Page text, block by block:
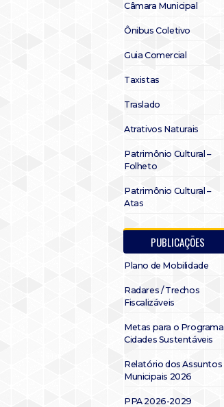
Câmara Municipal
Ônibus Coletivo
Guia Comercial
Taxistas
Traslado
Atrativos Naturais
Patrimônio Cultural –
Folheto
Patrimônio Cultural –
Atas
PUBLICAÇÕES
Plano de Mobilidade
Radares / Trechos
Fiscalizáveis
Metas para o Programa
Cidades Sustentáveis
Relatório dos Assuntos
Municipais 2026
PPA 2026-2029